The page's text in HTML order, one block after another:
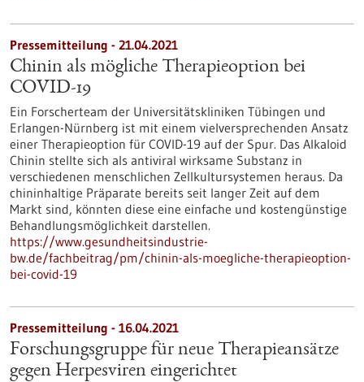
Pressemitteilung - 21.04.2021
Chinin als mögliche Therapieoption bei
COVID-19
Ein Forscherteam der Universitätskliniken Tübingen und
Erlangen-Nürnberg ist mit einem vielversprechenden Ansatz
einer Therapieoption für COVID-19 auf der Spur. Das Alkaloid
Chinin stellte sich als antiviral wirksame Substanz in
verschiedenen menschlichen Zellkultursystemen heraus. Da
chininhaltige Präparate bereits seit langer Zeit auf dem
Markt sind, könnten diese eine einfache und kostengünstige
Behandlungsmöglichkeit darstellen.
https://www.gesundheitsindustrie-
bw.de/fachbeitrag/pm/chinin-als-moegliche-therapieoption-
bei-covid-19
Pressemitteilung - 16.04.2021
Forschungsgruppe für neue Therapieansätze
gegen Herpesviren eingerichtet